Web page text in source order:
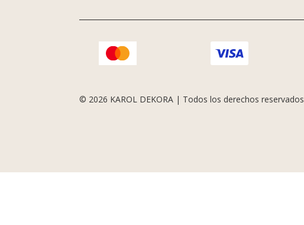
© 2026 KAROL DEKORA | Todos los derechos reservados